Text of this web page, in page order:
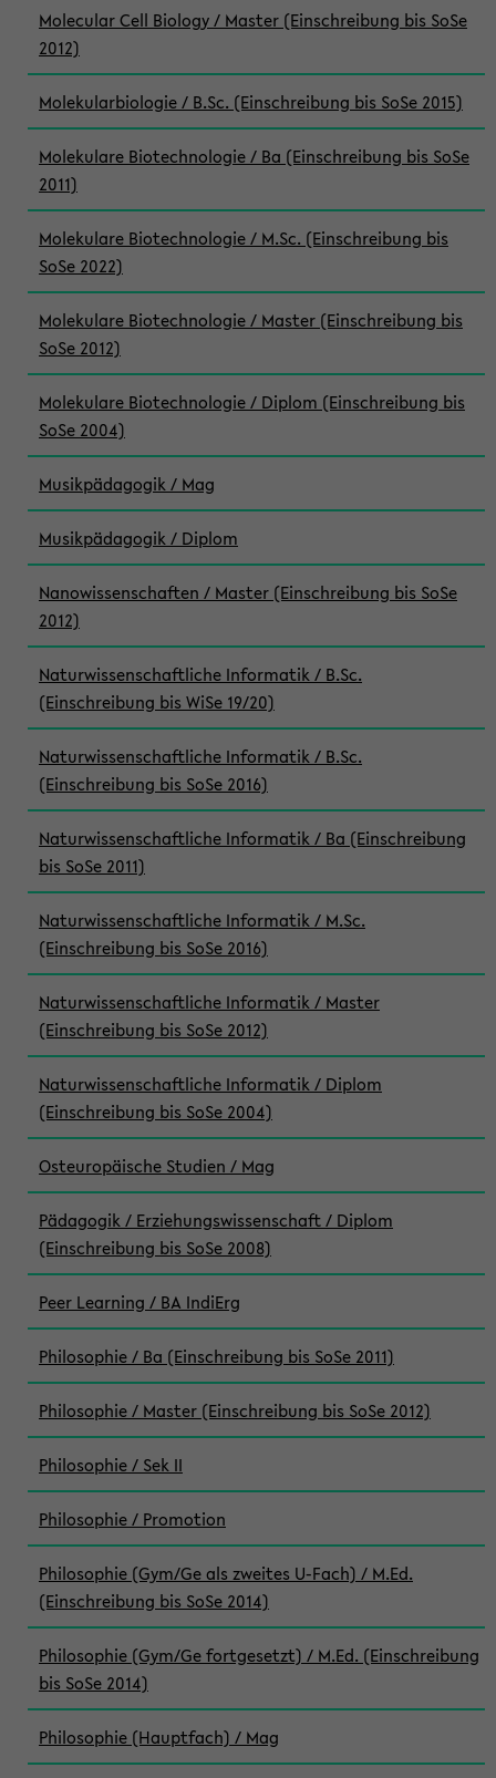
Molecular Cell Biology / Master (Einschreibung bis SoSe
2012)
Molekularbiologie / B.Sc. (Einschreibung bis SoSe 2015)
Molekulare Biotechnologie / Ba (Einschreibung bis SoSe
2011)
Molekulare Biotechnologie / M.Sc. (Einschreibung bis
SoSe 2022)
Molekulare Biotechnologie / Master (Einschreibung bis
SoSe 2012)
Molekulare Biotechnologie / Diplom (Einschreibung bis
SoSe 2004)
Musikpädagogik / Mag
Musikpädagogik / Diplom
Nanowissenschaften / Master (Einschreibung bis SoSe
2012)
Naturwissenschaftliche Informatik / B.Sc.
(Einschreibung bis WiSe 19/20)
Naturwissenschaftliche Informatik / B.Sc.
(Einschreibung bis SoSe 2016)
Naturwissenschaftliche Informatik / Ba (Einschreibung
bis SoSe 2011)
Naturwissenschaftliche Informatik / M.Sc.
(Einschreibung bis SoSe 2016)
Naturwissenschaftliche Informatik / Master
(Einschreibung bis SoSe 2012)
Naturwissenschaftliche Informatik / Diplom
(Einschreibung bis SoSe 2004)
Osteuropäische Studien / Mag
Pädagogik / Erziehungswissenschaft / Diplom
(Einschreibung bis SoSe 2008)
Peer Learning / BA IndiErg
Philosophie / Ba (Einschreibung bis SoSe 2011)
Philosophie / Master (Einschreibung bis SoSe 2012)
Philosophie / Sek II
Philosophie / Promotion
Philosophie (Gym/Ge als zweites U-Fach) / M.Ed.
(Einschreibung bis SoSe 2014)
Philosophie (Gym/Ge fortgesetzt) / M.Ed. (Einschreibung
bis SoSe 2014)
Philosophie (Hauptfach) / Mag